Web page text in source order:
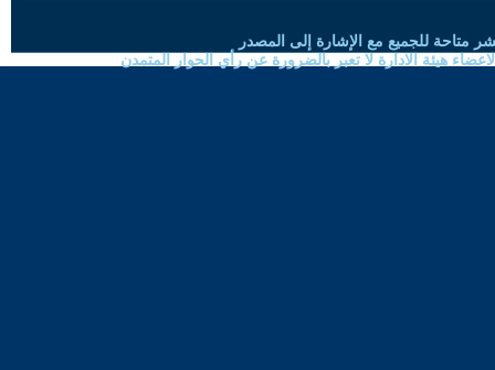
متاحة للجميع مع الإشارة إلى المصدر
هيئة الادارة لا تعبر بالضرورة عن رأي الحوار المتمدن